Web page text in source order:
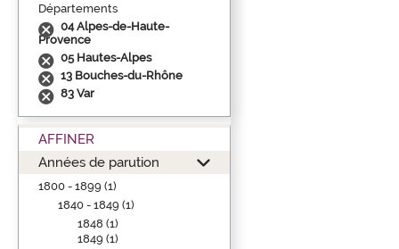
Départements
04 Alpes-de-Haute-
Provence
05 Hautes-Alpes
13 Bouches-du-Rhône
83 Var
AFFINER
Années de parution
1800 - 1899 (1)
1840 - 1849 (1)
1848 (1)
1849 (1)